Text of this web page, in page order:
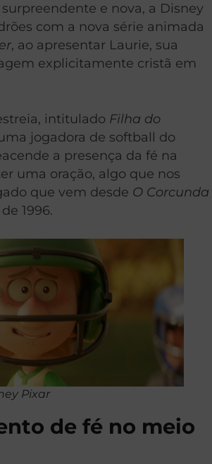
e nova, a Disney
com a nova série animada
, ao apresentar Laurie, sua
explicitamente cristã em
intitulado Filha do
jogadora de softball do
a presença da fé na
uma oração, algo que nos
que vem desde O Corcunda
de 1996.
Pixar
de fé no meio